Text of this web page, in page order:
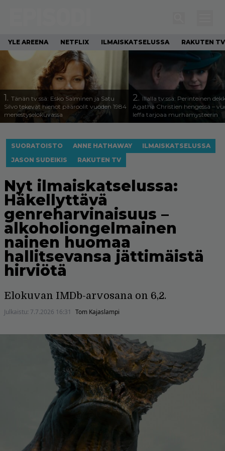
YLE AREENA NETFLIX ILMAISKATSELUSSA RAKUTEN TV
1. Tänän tv:ssä: Esko Salminen ja Satu
Silvo tekevät hienot pääroolit vuoden 1984
menestyselokuvassa
2. Illalla tv:ssä: Perinteinen
Agatha Christien hengessä –
leffa tarjoaa murhamysteerin
SUORATOISTO ANNE HATHAWAY
ILMAISKATSELUSSA
JASON SUDEIKIS
RAKUTEN TV
Nyt ilmaiskatselussa:
Häkellyttävä
genreharvinaisuus –
alkoholiongelmainen
nainen huomaa
hallitsevansa jättimäistä
hirviötä
Elokuvan IMDb-arvosana on 6,2.
Julkaistu: 7.7.2026 16:31 Tom Kajaslampi